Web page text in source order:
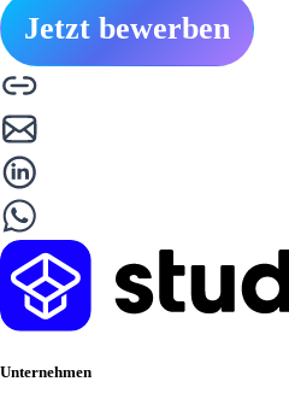
Jetzt bewerben
Unternehmen